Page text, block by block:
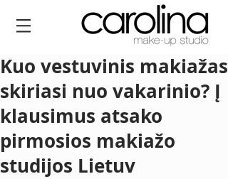
Kuo vestuvinis makiažas
skiriasi nuo vakarinio? Į
klausimus atsako
pirmosios makiažo
studijos Lietuv